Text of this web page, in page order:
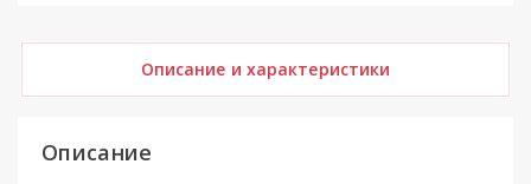
Описание и характеристики
Описание